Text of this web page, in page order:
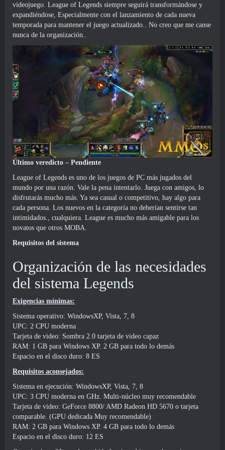
videojuego. League of Legends siempre seguirá transformándose y
expandiéndose, Especialmente con el lanzamiento de cada nueva
temporada para mantener el juego actualizado.. No creo que me canse
nunca de la organización..
Último veredicto – Pendiente
League of Legends es uno de los juegos de PC más jugados del
mundo por una razón. Vale la pena intentarlo. Juega con amigos, lo
disfrutarás mucho más. Ya sea casual o competitivo, hay algo para
cada persona. Los nuevos en la categoría no deberían sentirse tan
intimidados., cualquiera. League es mucho más amigable para los
novatos que otros MOBA.
Requisitos del sistema
Organización de las necesidades
del sistema Legends
Exigencias mínimas:
Sistema operativo: WindowsXP, Vista, 7, 8
UPC: 2 CPU moderna
Tarjeta de video: Sombra 2.0 tarjeta de video capaz
RAM: 1 GB para Windows XP. 2 GB para todo lo demás
Espacio en el disco duro: 8 ES
Requisitos aconsejados:
Sistema en ejecución: WindowsXP, Vista, 7, 8
UPC: 3 CPU moderna en GHz. Multi-núcleo muy recomendable
Tarjeta de video: GeForce 8800/ AMD Radeon HD 5670 o tarjeta
comparable. (GPU dedicada Muy recomendable)
RAM: 2 GB para Windows XP. 4 GB para todo lo demás
Espacio en el disco duro: 12 ES